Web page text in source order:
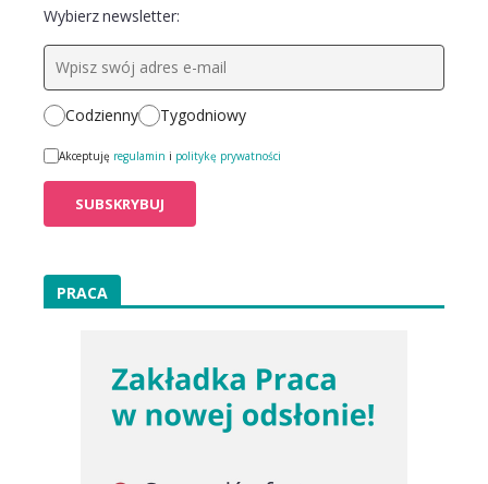
Wybierz newsletter:
Codzienny Tygodniowy
Akceptuję regulamin i politykę prywatności
PRACA